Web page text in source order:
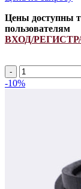
Цены доступны
пользователям
ВХОД/
Ремень
H238867
-10%